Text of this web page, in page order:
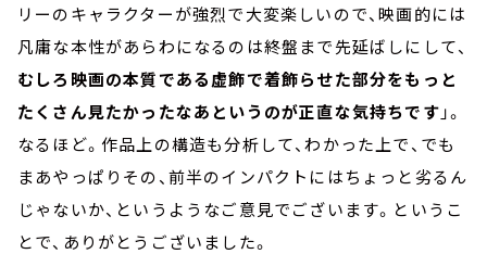
リーのキャラクターが強烈で大変楽しいので、映画的には
凡庸な本性があらわになるのは終盤まで先延ばしにして、
むしろ映画の本質である虚飾で着飾らせた部分をもっと
たくさん見たかったなあというのが正直な気持ちです 」。
なるほど。作品上の構造も分析して、わかった上で、でも
まあやっぱりその、前半のインパクトにはちょっと劣るん
じゃないか、というようなご意見でございます。というこ
とで、ありがとうございました。